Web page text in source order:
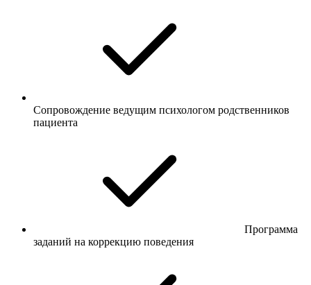
Сопровождение ведущим психологом родственников
пациента
Программа
заданий на коррекцию поведения